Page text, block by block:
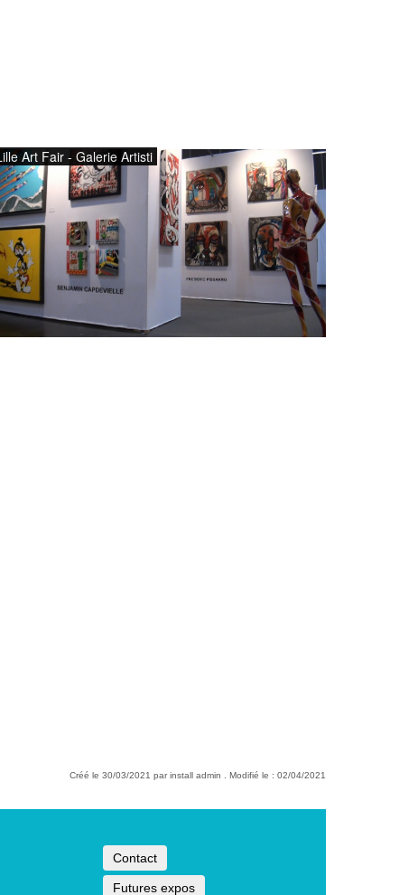
Art Fair - Galerie Artisti
Créé le 30/03/2021 par install admin . Modifié le : 02/04/2021
Contact
Futures expos